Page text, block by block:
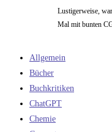
Lustigerweise,
Mal mit bunten
Allgemein
Bücher
Buchkritiken
ChatGPT
Chemie